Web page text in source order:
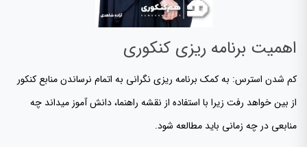
اهمیت برنامه ریزی کنکوری
کم شدن استرس: به کمک برنامه ریزی نگرانی به اتمام نرساندن منابع کنکور
از بین خواهد رفت زیرا با استفاده از نقشه راهنما، دانش آموز میداند چه
منابعی در چه زمانی باید مطالعه شود.